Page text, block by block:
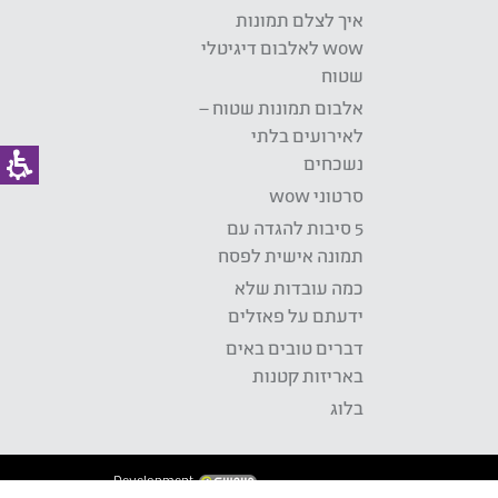
איך לצלם תמונות
wow לאלבום דיגיטלי
שטוח
אלבום תמונות שטוח –
לאירועים בלתי
נשכחים
סרטוני wow
5 סיבות להגדה עם
תמונה אישית לפסח
כמה עובדות שלא
ידעתם על פאזלים
דברים טובים באים
באריזות קטנות
בלוג
Development: